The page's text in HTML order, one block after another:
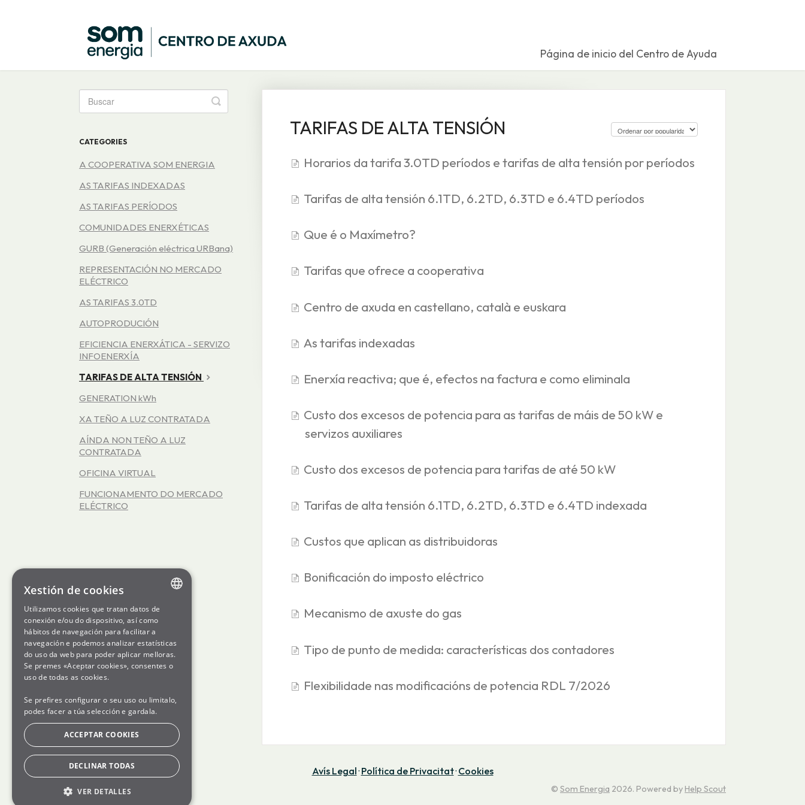
Página de inicio del Centro de Ayuda
TARIFAS DE ALTA TENSIÓN
Horarios da tarifa 3.0TD períodos e tarifas de alta tensión por períodos
Tarifas de alta tensión 6.1TD, 6.2TD, 6.3TD e 6.4TD períodos
Que é o Maxímetro?
Tarifas que ofrece a cooperativa
Centro de axuda en castellano, català e euskara
As tarifas indexadas
Enerxía reactiva; que é, efectos na factura e como eliminala
Custo dos excesos de potencia para as tarifas de máis de 50 kW e
servizos auxiliares
Custo dos excesos de potencia para tarifas de até 50 kW
Tarifas de alta tensión 6.1TD, 6.2TD, 6.3TD e 6.4TD indexada
Custos que aplican as distribuidoras
Bonificación do imposto eléctrico
Mecanismo de axuste do gas
Tipo de punto de medida: características dos contadores
Flexibilidade nas modificacións de potencia RDL 7/2026
Toggle
Search
CATEGORIES
A COOPERATIVA SOM ENERGIA
AS TARIFAS INDEXADAS
AS TARIFAS PERÍODOS
COMUNIDADES ENERXÉTICAS
GURB (Generación eléctrica URBana)
REPRESENTACIÓN NO MERCADO
ELÉCTRICO
AS TARIFAS 3.0TD
AUTOPRODUCIÓN
EFICIENCIA ENERXÁTICA - SERVIZO
INFOENERXÍA
TARIFAS DE ALTA TENSIÓN
GENERATION kWh
XA TEÑO A LUZ CONTRATADA
AÍNDA NON TEÑO A LUZ
CONTRATADA
OFICINA VIRTUAL
FUNCIONAMENTO DO MERCADO
ELÉCTRICO
Avís Legal· Política de Privacitat· Cookies
© Som Energia 2026. Powered byHelp Scout
ENGLISH
SPANISH
GL
Xestión de cookies
Utilizamos cookies que tratan datos de
conexión e/ou do dispositivo, así como
hábitos de navegación para facilitar a
navegación e podemos analizar estatísticas
do uso da web para poder aplicar melloras.
Se premes «Aceptar cookies», consentes o
uso de todas as cookies.
Se prefires configurar o seu uso ou limitalo,
podes facer a túa selección e gardala.
ACCEPTAR COOKIES
DECLINAR TODAS
VER DETALLES